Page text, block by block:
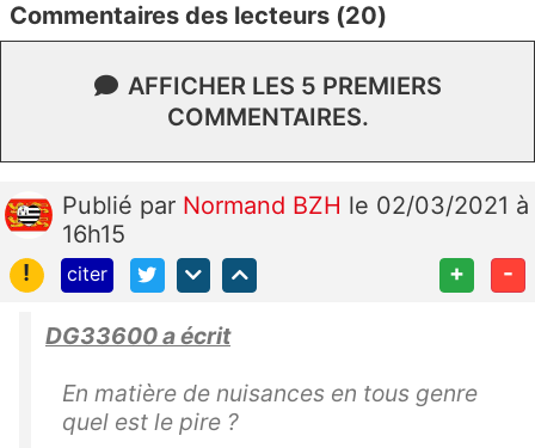
Commentaires des lecteurs (20)
AFFICHER LES 5 PREMIERS
COMMENTAIRES.
Publié par Normand BZH le 02/03/2021 à
16h15
!
citer + -
DG33600 a écrit
En matière de nuisances en tous genre
quel est le pire ?